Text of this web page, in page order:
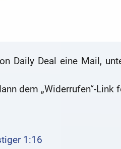
Daily Deal eine Mail,
dem „Widerrufen“-Link
1:16